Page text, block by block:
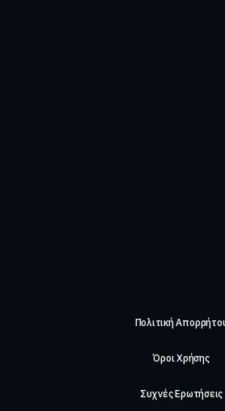
Πολιτική
Όροι Χρήσης
Συχνές Ερωτήσεις